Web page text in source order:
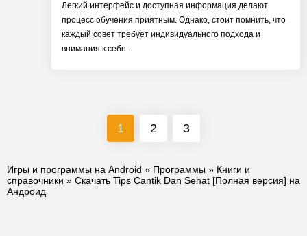
Легкий интерфейс и доступная информация делают
процесс обучения приятным. Однако, стоит помнить, что
каждый совет требует индивидуального подхода и
внимания к себе.
1 2 3
Игры и программы на Android » Программы » Книги и
справочники » Скачать Tips Cantik Dan Sehat [Полная версия] на
Андроид